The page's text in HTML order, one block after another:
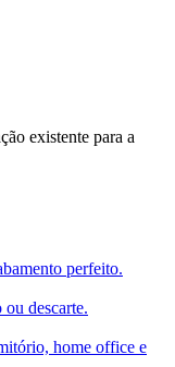
existente para a
perfeito.
ou descarte.
home office e